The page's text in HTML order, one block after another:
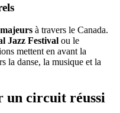
à travers le Canada.
Jazz Festival ou le
mettent en avant la
la danse, la musique et la
un circuit réussi